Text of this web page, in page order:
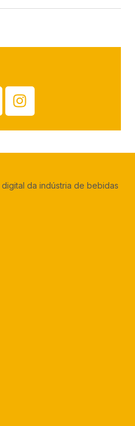
da indústria de bebidas